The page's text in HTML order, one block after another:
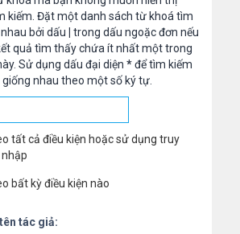
kiếm. Đặt một danh sách từ khoá tìm
bởi dấu
trong dấu ngoặc đơn nếu
quả tìm thấy chứa ít nhất một trong
Sử dụng dấu đại diện *để tìm kiếm
nhau theo một số ký tự.
tất cả điều kiện hoặc sử dụng truy
bất kỳ điều kiện nào
tác giả: